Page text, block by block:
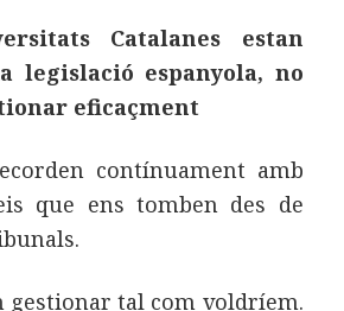
Catalanes estan
legislació espanyola, no
eficaçment
contínuament amb
que ens tomben des de
gestionar tal com voldríem.